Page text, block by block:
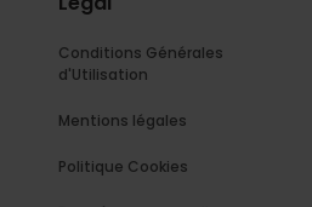
Conditions Générales
d'Utilisation
Mentions légales
Politique Cookies